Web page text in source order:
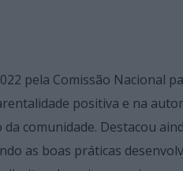
pela Comissão Nacional
positiva e na
comunidade. Destacou
as boas práticas